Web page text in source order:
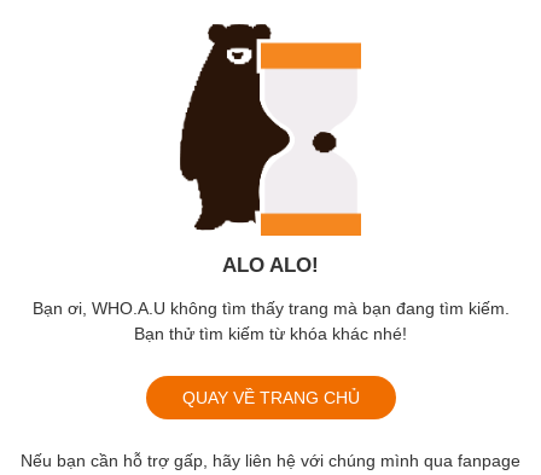
ALO ALO!
Bạn ơi, WHO.A.U không tìm thấy trang mà bạn đang tìm kiếm.
Bạn thử tìm kiếm từ khóa khác nhé!
QUAY VỀ TRANG CHỦ
Nếu bạn cần hỗ trợ gấp, hãy liên hệ với chúng mình qua fanpage